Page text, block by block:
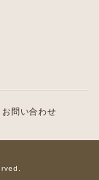
お問い合わせ